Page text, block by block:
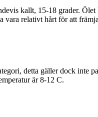
kallt, 15-18 grader. Ölet
vara relativt hårt för att
detta gäller dock inte
är 8-12 C.